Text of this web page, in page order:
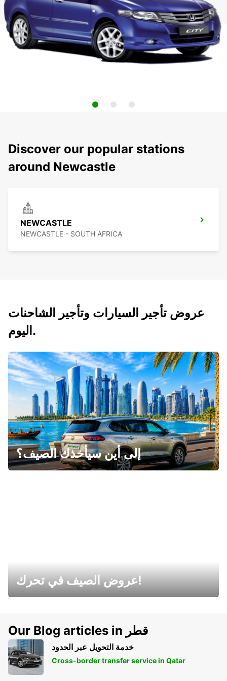
Discover our popular stations
around Newcastle
NEWCASTLE
NEWCASTLE - SOUTH AFRICA
عروض تأجير السيارات وتأجير الشاحنات
اليوم.
إلى أين سيأخذك الصيف؟
عروض الصيف في تحرك!
Our Blog articles in قطر
خدمة التحويل عبر الحدود
Cross-border transfer service in Qatar